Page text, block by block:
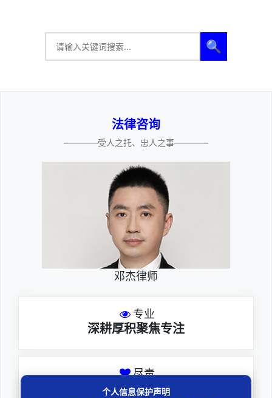
🔍
法律咨询
————受人之托、忠人之事————
邓杰律师
专业
深耕厚积聚焦专注
尽责
全力办理委托事项
个人信息保护声明